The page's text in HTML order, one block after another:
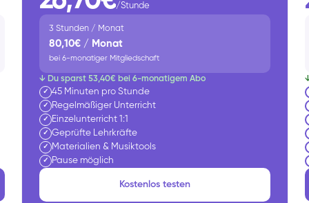
/Stunde
3 Stunden / Monat
80,10€ / Monat
bei 6-monatiger Mitgliedschaft
↓ Du sparst 53,40€ bei 6-monatigem Abo
✓ 45 Minuten pro Stunde
✓ Regelmäßiger Unterricht
✓ Einzelunterricht 1:1
✓ Geprüfte Lehrkräfte
✓ Materialien & Musiktools
✓ Pause möglich
Kostenlos testen